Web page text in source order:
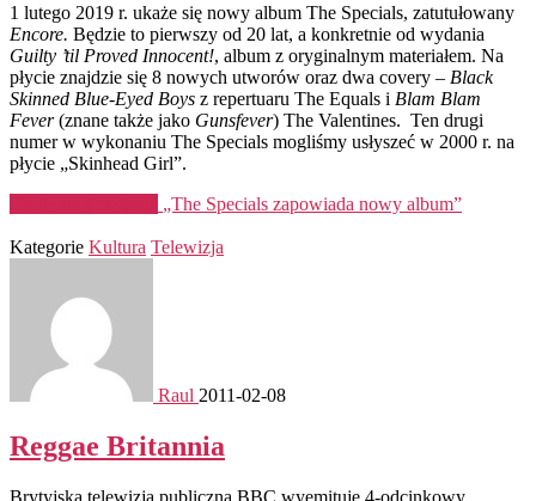
1 lutego 2019 r. ukaże się nowy album The Specials, zatutułowany
Encore. Będzie to pierwszy od 20 lat, a konkretnie od wydania
Guilty ’til Proved Innocent!, album z oryginalnym materiałem. Na
płycie znajdzie się 8 nowych utworów oraz dwa covery – Black
Skinned Blue-Eyed Boys z repertuaru The Equals i Blam Blam
Fever(znane także jako Gunsfever) The Valentines. Ten drugi
numer w wykonaniu The Specials mogliśmy usłyszeć w 2000 r. na
płycie „Skinhead Girl”.
„The Specials zapowiada nowy album”
Kategorie Kultura Telewizja
Raul 2011-02-08
Reggae Britannia
Brytyjska telewizja publiczna BBC wyemituje 4-odcinkowy